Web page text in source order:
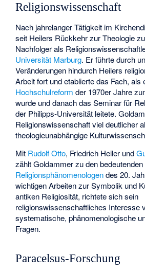
Religionswissenschaft
Nach jahrelanger Tätigkeit im
seit Heilers Rückkehr zur Theologie
Nachfolger als
Universität Marburg. Er führte durch
Veränderungen hindurch Heilers
Arbeit fort und etablierte das Fach, als
Hochschulreform der 1970er Jahre
wurde und danach das Seminar für
der Philipps-Universität leitete.
Religionswissenschaft viel deutlicher
theologieunabhängige
Mit Rudolf Otto, Friedrich Heiler und
zählt Goldammer zu den
Religionsphänomenologendes 20.
wichtigen Arbeiten zur Symbolik und
antiken Religiosität, richtete sich sein
religionswissenschaftliches Interesse
systematische, phänomenologische
Fragen.
Paracelsus-Forschung